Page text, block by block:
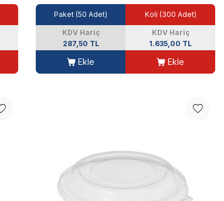
Paket (50 Adet)
KDV Hariç
287,50 TL
Ekle
Koli (300 Adet)
KDV Hariç
1.635,00 TL
Ekle